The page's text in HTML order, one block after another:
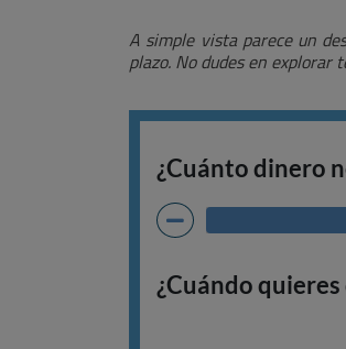
A simple vista parece un
plazo. No dudes en explorar